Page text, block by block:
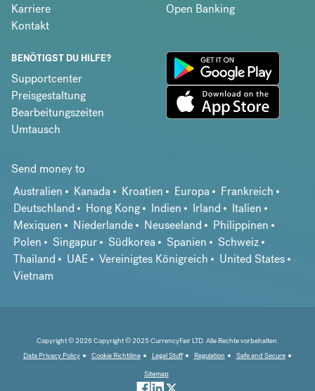
Karriere
Kontakt
Open Banking
BENÖTIGST DU HILFE?
Supportcenter
Preisgestaltung
Bearbeitungszeiten
Umtausch
Send money to
Australien
Kanada Kroatien Europa
Frankreich
Deutschland
Hong Kong Indien Irland
Italien
Mexiquen
Niederlande Neuseeland
Philippinen
Polen
Singapur Südkorea Spanien
Schweiz
Thailand
UAE Vereinigtes Königreich
United States
Vietnam
Copyright © 2026 Copyright © 2025 CurrencyFair LTD. Alle Rechte vorbehalten.
Data Privacy Policy
Cookie Richtiline Legal Stuff Regulation
Safe and Secure
Sitemap